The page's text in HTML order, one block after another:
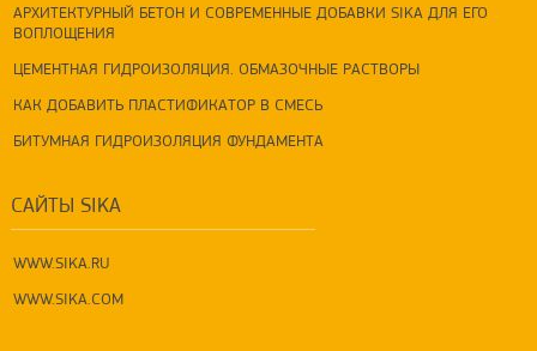
АРХИТЕКТУРНЫЙ БЕТОН И СОВРЕМЕННЫЕ ДОБАВКИ SIKA ДЛЯ ЕГО
ВОПЛОЩЕНИЯ
ЦЕМЕНТНАЯ ГИДРОИЗОЛЯЦИЯ. ОБМАЗОЧНЫЕ РАСТВОРЫ
КАК ДОБАВИТЬ ПЛАСТИФИКАТОР В СМЕСЬ
БИТУМНАЯ ГИДРОИЗОЛЯЦИЯ ФУНДАМЕНТА
САЙТЫ SIKA
WWW.SIKA.RU
WWW.SIKA.COM